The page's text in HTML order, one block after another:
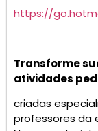
https://
Transforme
atividades
criadas
professores da